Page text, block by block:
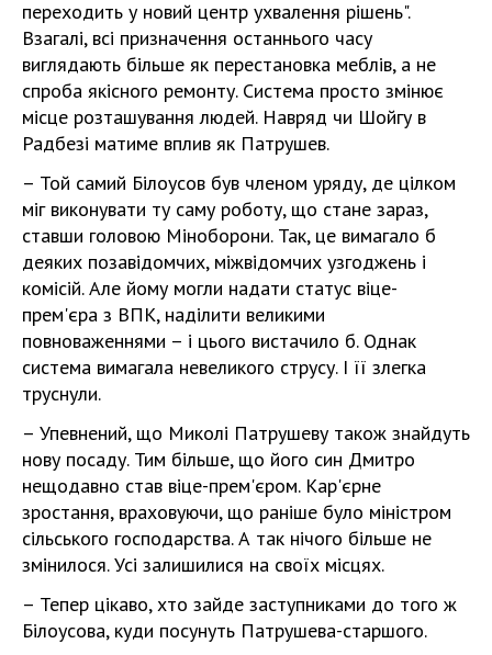
переходить у новий центр ухвалення рішень".
Взагалі, всі призначення останнього часу
виглядають більше як перестановка меблів, а не
спроба якісного ремонту. Система просто змінює
місце розташування людей. Навряд чи Шойгу в
Радбезі матиме вплив як Патрушев.
– Той самий Білоусов був членом уряду, де цілком
міг виконувати ту саму роботу, що стане зараз,
ставши головою Міноборони. Так, це вимагало б
деяких позавідомчих, міжвідомчих узгоджень і
комісій. Але йому могли надати статус віце-
прем'єра з ВПК, наділити великими
повноваженнями – і цього вистачило б. Однак
система вимагала невеликого струсу. І її злегка
труснули.
– Упевнений, що Миколі Патрушеву також знайдуть
нову посаду. Тим більше, що його син Дмитро
нещодавно став віце-прем'єром. Кар'єрне
зростання, враховуючи, що раніше було міністром
сільського господарства. А так нічого більше не
змінилося. Усі залишилися на своїх місцях.
– Тепер цікаво, хто зайде заступниками до того ж
Білоусова, куди посунуть Патрушева-старшого.